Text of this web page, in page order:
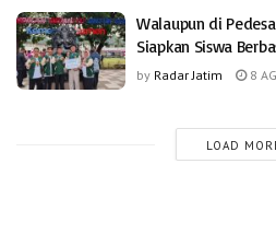
Walaupun di
Siapkan Siswa
by Radar Jatim 8
LOAD